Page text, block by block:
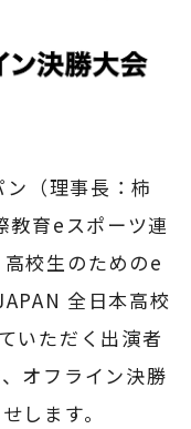
（理事長：柿
教育eスポーツ連
校生のためのe
全日本高校
いただく出演者
オフライン決勝
します。